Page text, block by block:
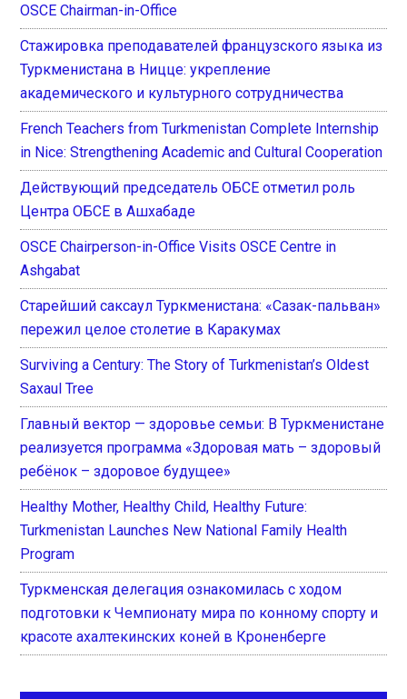
OSCE Chairman-in-Office
Стажировка преподавателей французского языка из
Туркменистана в Ницце: укрепление
академического и культурного сотрудничества
French Teachers from Turkmenistan Complete Internship
in Nice: Strengthening Academic and Cultural Cooperation
Действующий председатель ОБСЕ отметил роль
Центра ОБСЕ в Ашхабаде
OSCE Chairperson-in-Office Visits OSCE Centre in
Ashgabat
Старейший саксаул Туркменистана: «Сазак-пальван»
пережил целое столетие в Каракумах
Surviving a Century: The Story of Turkmenistan’s Oldest
Saxaul Tree
Главный вектор — здоровье семьи: В Туркменистане
реализуется программа «Здоровая мать – здоровый
ребёнок – здоровое будущее»
Healthy Mother, Healthy Child, Healthy Future:
Turkmenistan Launches New National Family Health
Program
Туркменская делегация ознакомилась с ходом
подготовки к Чемпионату мира по конному спорту и
красоте ахалтекинских коней в Кроненберге